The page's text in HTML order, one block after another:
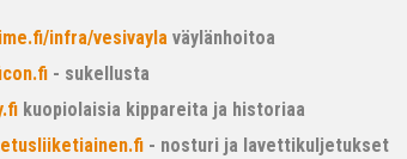
infra/vesivayla väylänhoitoa
- sukellusta
kuopiolaisia kippareita ja historiaa
- nosturi ja lavettikuljetukset